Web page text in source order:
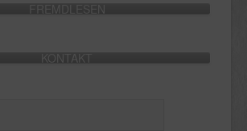
FREMDLESEN
KONTAKT